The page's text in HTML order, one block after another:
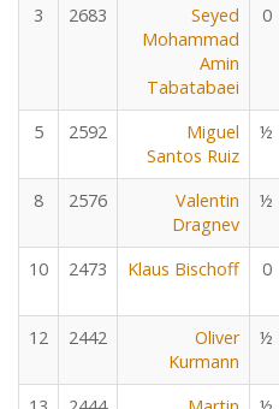
3 2683
Seyed
Mohammad
Amin
Tabatabaei
0
5 2592
Miguel
Santos Ruiz
½
8 2576
Valentin
Dragnev
½
10 2473 Klaus Bischoff 0
12 2442
Oliver
Kurmann
½